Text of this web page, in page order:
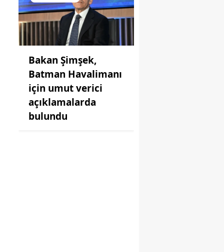
Bakan Şimşek,
Batman Havalimanı
için umut verici
açıklamalarda
bulundu